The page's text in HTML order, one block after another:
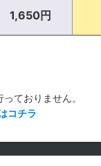
1,650円
ておりません。
コチラ